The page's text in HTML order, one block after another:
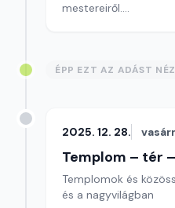
mestereiről.
ÉPP EZT AZ ADÁST
2025. 12. 28.
Templom – tér
Templomok és
és a nagyvilágban